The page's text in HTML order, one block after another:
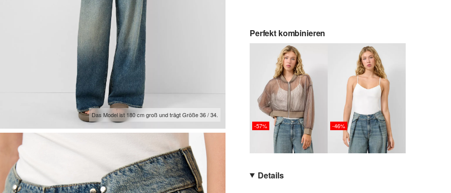
Das Model ist 180 cm groß und trägt Größe 36 / 34.
Perfekt kombinieren
-57% -46%
Details